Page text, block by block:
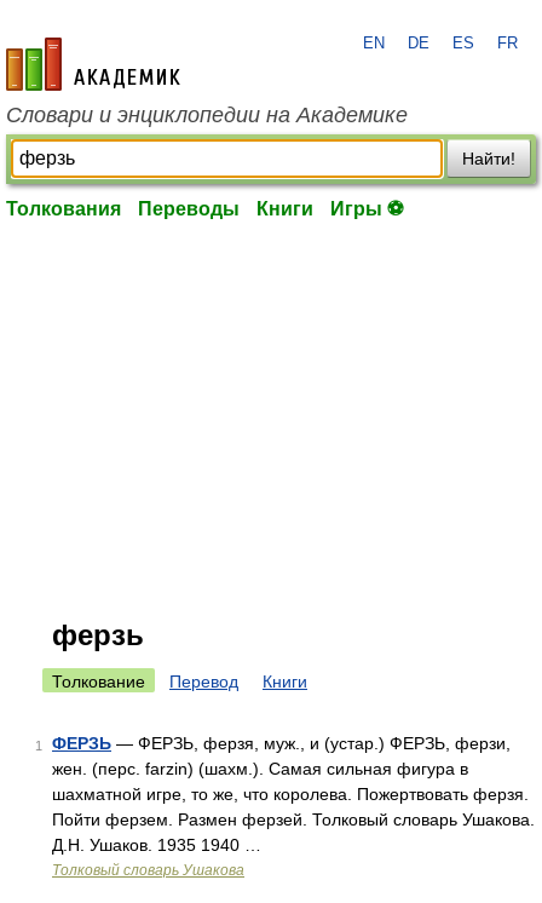
academic.ru
EN DE ES FR
Словари и энциклопедии на Академике
Найти!
Толкования Переводы Книги Игры ⚽
ферзь
Толкование Перевод Книги
1 ФЕРЗЬ — ФЕРЗЬ, ферзя, муж., и (устар.) ФЕРЗЬ, ферзи,
жен. (перс. farzin) (шахм.). Самая сильная фигура в
шахматной игре, то же, что королева. Пожертвовать ферзя.
Пойти ферзем. Размен ферзей. Толковый словарь Ушакова.
Д.Н. Ушаков. 1935 1940 …
Толковый словарь Ушакова